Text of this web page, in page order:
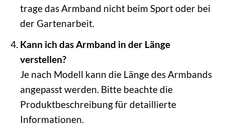
trage das Armband nicht beim Sport oder bei
der Gartenarbeit.
Kann ich das Armband in der Länge
verstellen?
Je nach Modell kann die Länge des Armbands
angepasst werden. Bitte beachte die
Produktbeschreibung für detaillierte
Informationen.